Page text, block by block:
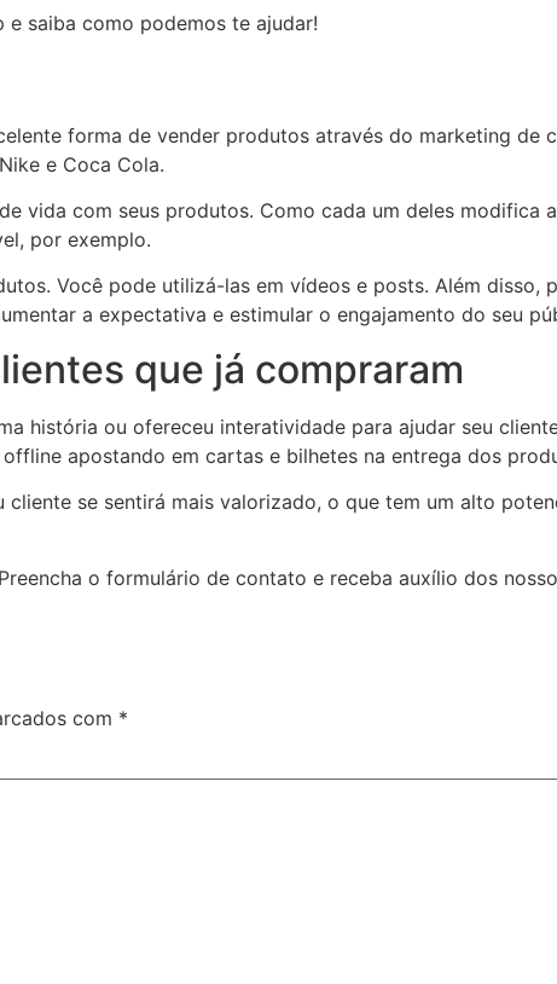
e saiba como podemos te ajudar!
forma de vender produtos através do marketing de
e Coca Cola.
vida com seus produtos. Como cada um deles modifica
por exemplo.
Você pode utilizá-las em vídeos e posts. Além disso,
a expectativa e estimular o engajamento do seu
que já compraram
história ou ofereceu interatividade para ajudar seu
apostando em cartas e bilhetes na entrega dos
se sentirá mais valorizado, o que tem um alto
o formulário de contato e receba auxílio dos
com *